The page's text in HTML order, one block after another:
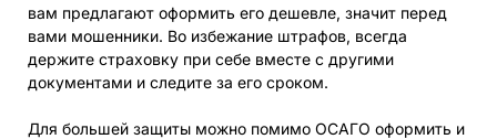
вам предлагают оформить его дешевле, значит перед
вами мошенники. Во избежание штрафов, всегда
держите страховку при себе вместе с другими
документами и следите за его сроком.
Для большей защиты можно помимо ОСАГО оформить и